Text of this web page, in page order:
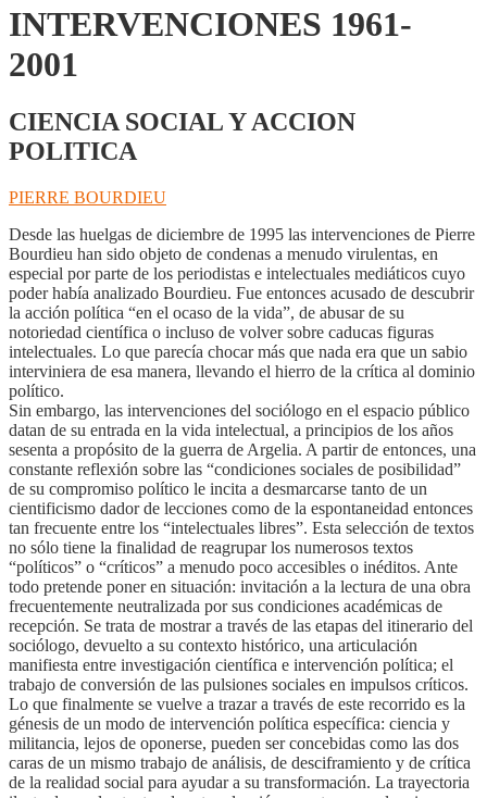
INTERVENCIONES 1961-
2001
CIENCIA SOCIAL Y ACCION
POLITICA
PIERRE BOURDIEU
Desde las huelgas de diciembre de 1995 las intervenciones de Pierre
Bourdieu han sido objeto de condenas a menudo virulentas, en
especial por parte de los periodistas e intelectuales mediáticos cuyo
poder había analizado Bourdieu. Fue entonces acusado de descubrir
la acción política “en el ocaso de la vida”, de abusar de su
notoriedad científica o incluso de volver sobre caducas figuras
intelectuales. Lo que parecía chocar más que nada era que un sabio
interviniera de esa manera, llevando el hierro de la crítica al dominio
político.
Sin embargo, las intervenciones del sociólogo en el espacio público
datan de su entrada en la vida intelectual, a principios de los años
sesenta a propósito de la guerra de Argelia. A partir de entonces, una
constante reflexión sobre las “condiciones sociales de posibilidad”
de su compromiso político le incita a desmarcarse tanto de un
cientificismo dador de lecciones como de la espontaneidad entonces
tan frecuente entre los “intelectuales libres”. Esta selección de textos
no sólo tiene la finalidad de reagrupar los numerosos textos
“políticos” o “críticos” a menudo poco accesibles o inéditos. Ante
todo pretende poner en situación: invitación a la lectura de una obra
frecuentemente neutralizada por sus condiciones académicas de
recepción. Se trata de mostrar a través de las etapas del itinerario del
sociólogo, devuelto a su contexto histórico, una articulación
manifiesta entre investigación científica e intervención política; el
trabajo de conversión de las pulsiones sociales en impulsos críticos.
Lo que finalmente se vuelve a trazar a través de este recorrido es la
génesis de un modo de intervención política específica: ciencia y
militancia, lejos de oponerse, pueden ser concebidas como las dos
caras de un mismo trabajo de análisis, de desciframiento y de crítica
de la realidad social para ayudar a su transformación. La trayectoria